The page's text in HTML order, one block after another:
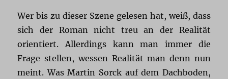
Wer bis zu dieser Szene gelesen hat, weiß, dass
sich der Roman nicht treu an der Realität
orientiert. Allerdings kann man immer die
Frage stellen, wessen Realität man denn nun
meint. Was Martin Sorck auf dem Dachboden,